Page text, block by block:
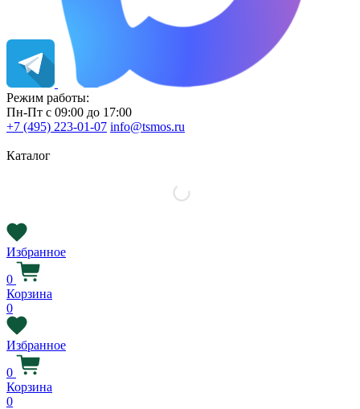
Режим работы:
Пн-Пт с 09:00 до 17:00
+7 (495) 223-01-07 info@tsmos.ru
Каталог
Избранное
0
Корзина
0
Избранное
0
Корзина
0